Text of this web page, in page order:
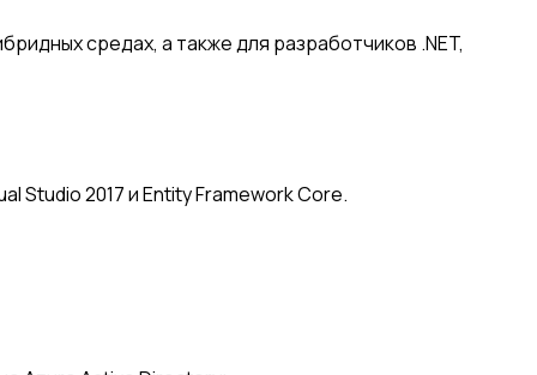
средах, а также для разработчиков .NET,
Studio 2017 и Entity Framework Core.